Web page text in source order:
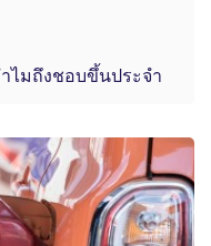
ไมถึงชอบขึ้นประจำ